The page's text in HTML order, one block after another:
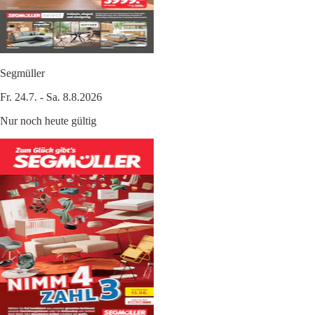
Segmüller
Fr. 24.7. - Sa. 8.8.2026
Nur noch heute gültig